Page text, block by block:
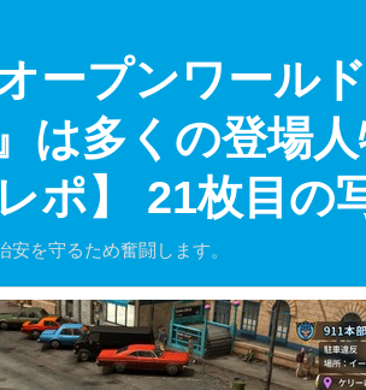
ープンワール
は多くの登場
ポ】 21枚目の
を守るため奮闘します。